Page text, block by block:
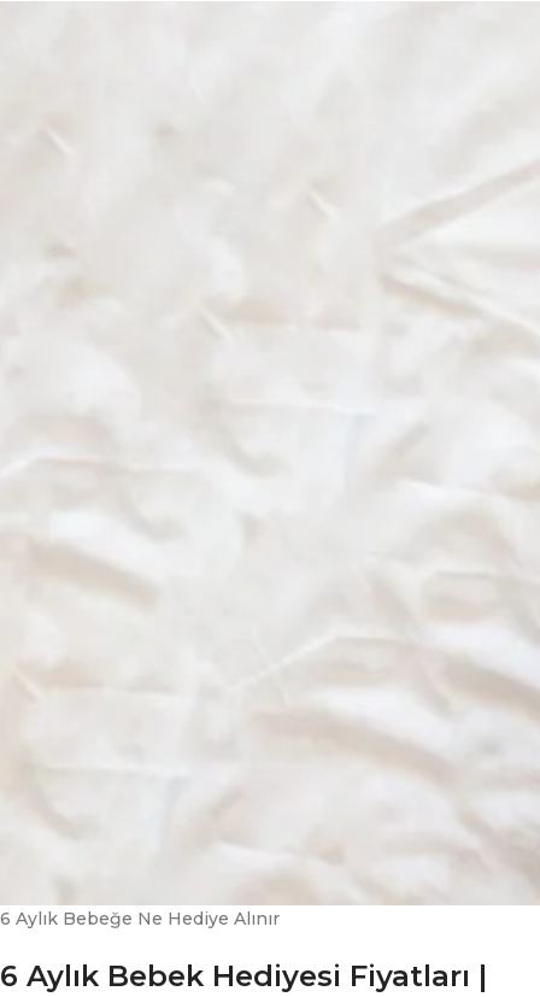
6 Aylık Bebeğe Ne Hediye Alınır
6 Aylık Bebek Hediyesi Fiyatları |